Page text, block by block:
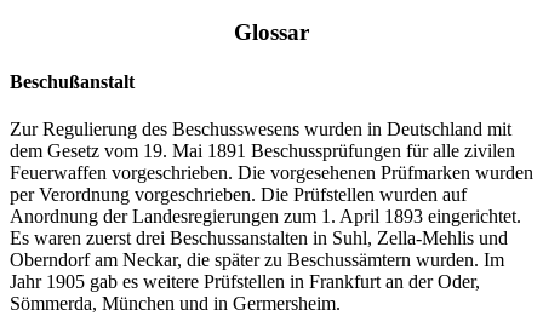
Glossar
Beschußanstalt
Zur Regulierung des Beschusswesens wurden in Deutschland mit
dem Gesetz vom 19. Mai 1891 Beschussprüfungen für alle zivilen
Feuerwaffen vorgeschrieben. Die vorgesehenen Prüfmarken wurden
per Verordnung vorgeschrieben. Die Prüfstellen wurden auf
Anordnung der Landesregierungen zum 1. April 1893 eingerichtet.
Es waren zuerst drei Beschussanstalten in Suhl, Zella-Mehlis und
Oberndorf am Neckar, die später zu Beschussämtern wurden. Im
Jahr 1905 gab es weitere Prüfstellen in Frankfurt an der Oder,
Sömmerda, München und in Germersheim.